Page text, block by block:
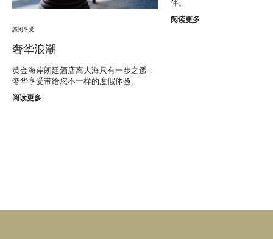
悠闲享受
奢华浪潮
黄金海岸朗廷酒店离大海只有一步之遥，
奢华享受带给您不一样的度假体验。
阅读更多
伴。
阅读更多